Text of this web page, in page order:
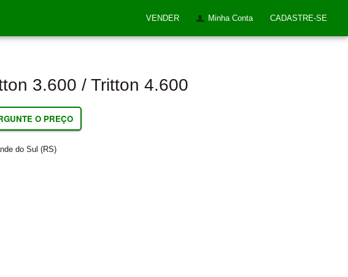
VENDER Minha Conta CADASTRE-SE
3.600 / Tritton 4.600
O PREÇO
do Sul (RS)